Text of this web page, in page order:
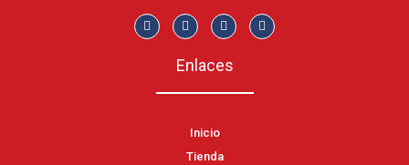
Enlaces
Inicio
Tienda